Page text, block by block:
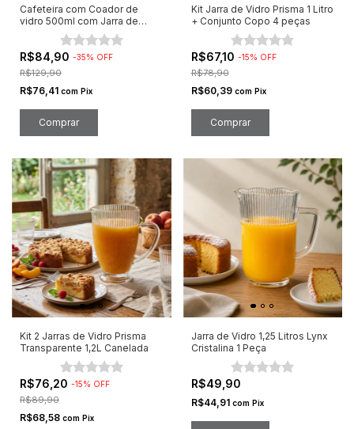
Cafeteira com Coador de
vidro 500ml com Jarra de
R$84,90 -35% OFF
R$129,90
R$76,41 com Pix
Kit Jarra de Vidro Prisma 1 Litro
+ Conjunto Copo 4 peças
R$67,10 -15% OFF
R$78,90
R$60,39 com Pix
Kit 2 Jarras de Vidro Prisma
Transparente 1,2L Canelada
R$76,20 -15% OFF
R$89,90
R$68,58 com Pix
Jarra de Vidro 1,25 Litros Lynx
Cristalina 1 Peça
R$49,90
R$44,91 com Pix